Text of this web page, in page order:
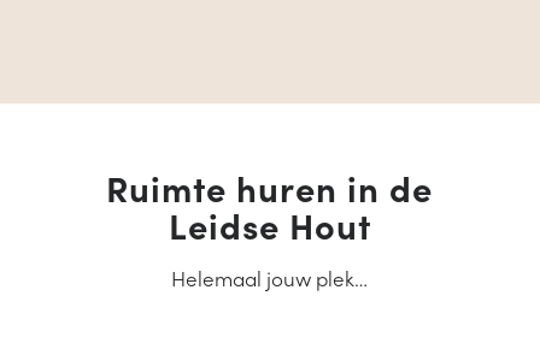
Ruimte huren in de
Leidse Hout
Helemaal jouw plek…